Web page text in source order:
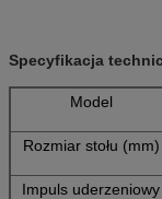
Specyfikacja
Model
Rozmiar stołu (mm)
Impuls uderzeniowy